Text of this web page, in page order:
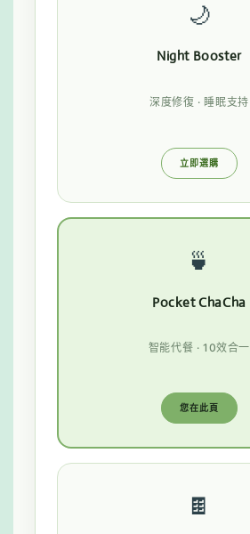
🌙
Night Booster
深度修復 · 睡眠支持
立即選購
🍵
Pocket ChaCha
智能代餐 · 10效合一
您在此頁
🍫